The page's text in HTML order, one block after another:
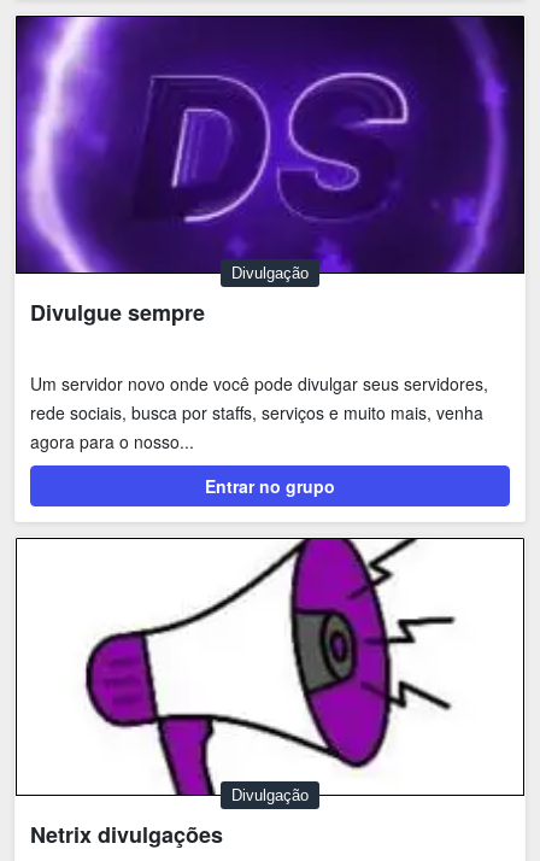
Divulgação
Divulgue sempre
Um servidor novo onde você pode divulgar seus servidores,
rede sociais, busca por staffs, serviços e muito mais, venha
agora para o nosso...
Entrar no grupo
Divulgação
Netrix divulgações